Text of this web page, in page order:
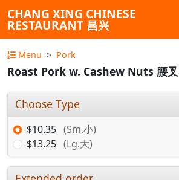
CHANG XING CHINESE
RESTAURANT 昌兴
Menu Pork
Roast Pork w. Cashew Nuts 腰叉
Choose Type
$10.35 (Sm.小)
$13.25 (Lg.大)